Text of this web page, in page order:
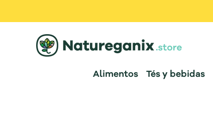
Alimentos Tés y bebidas